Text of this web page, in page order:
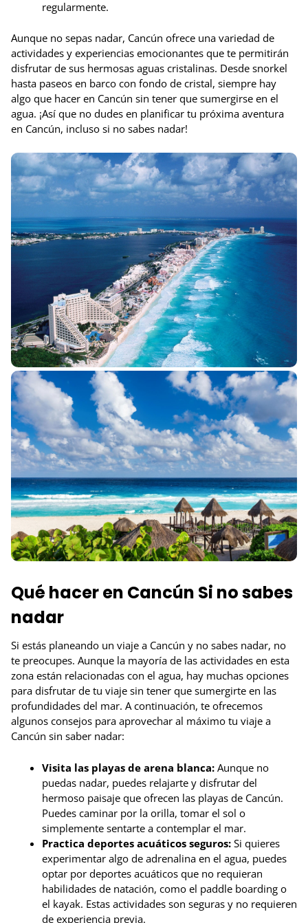
regularmente.
Aunque no sepas nadar, Cancún ofrece una variedad de
actividades y experiencias emocionantes que te permitirán
disfrutar de sus hermosas aguas cristalinas. Desde snorkel
hasta paseos en barco con fondo de cristal, siempre hay
algo que hacer en Cancún sin tener que sumergirse en el
agua. ¡Así que no dudes en planificar tu próxima aventura
en Cancún, incluso si no sabes nadar!
Qué hacer en Cancún Si no sabes
nadar
Si estás planeando un viaje a Cancún y no sabes nadar, no
te preocupes. Aunque la mayoría de las actividades en esta
zona están relacionadas con el agua, hay muchas opciones
para disfrutar de tu viaje sin tener que sumergirte en las
profundidades del mar. A continuación, te ofrecemos
algunos consejos para aprovechar al máximo tu viaje a
Cancún sin saber nadar:
Visita las playas de arena blanca: Aunque no
puedas nadar, puedes relajarte y disfrutar del
hermoso paisaje que ofrecen las playas de Cancún.
Puedes caminar por la orilla, tomar el sol o
simplemente sentarte a contemplar el mar.
Practica deportes acuáticos seguros: Si quieres
experimentar algo de adrenalina en el agua, puedes
optar por deportes acuáticos que no requieran
habilidades de natación, como el paddle boarding o
el kayak. Estas actividades son seguras y no requieren
de experiencia previa.